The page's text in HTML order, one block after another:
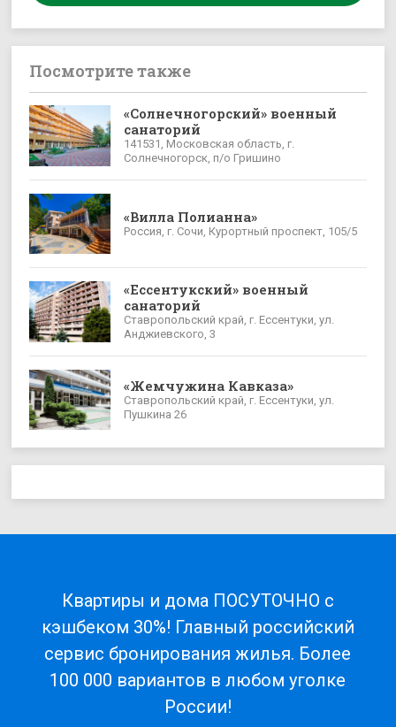
Посмотрите также
«Солнечногорский» военный
санаторий
141531, Московская область, г.
Солнечногорск, п/о Гришино
«Вилла Полианна»
Россия, г. Сочи, Курортный проспект, 105/5
«Ессентукский» военный
санаторий
Ставропольский край, г. Ессентуки, ул.
Анджиевского, 3
«Жемчужина Кавказа»
Ставропольский край, г. Ессентуки, ул.
Пушкина 26
Квартиры и дома ПОСУТОЧНО с
кэшбеком 30%! Главный российский
сервис бронирования жилья. Более
100 000 вариантов в любом уголке
России!